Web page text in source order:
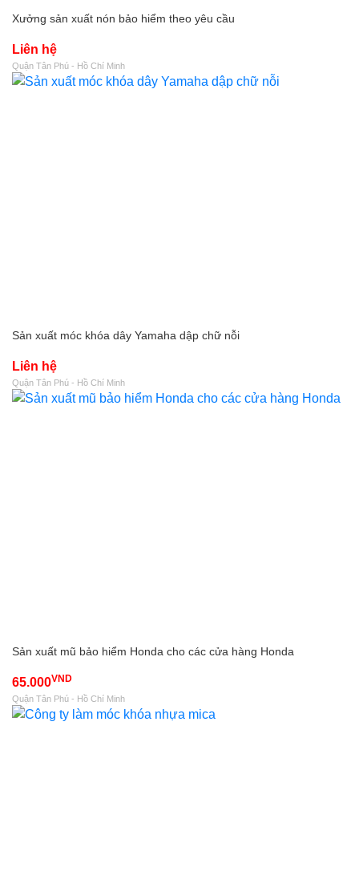
Xưởng sản xuất nón bảo hiểm theo yêu cầu
Liên hệ
Quận Tân Phú - Hồ Chí Minh
Sản xuất móc khóa dây Yamaha dập chữ nỗi
Liên hệ
Quận Tân Phú - Hồ Chí Minh
Sản xuất mũ bảo hiểm Honda cho các cửa hàng Honda
65.000VND
Quận Tân Phú - Hồ Chí Minh